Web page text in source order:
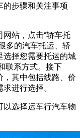
的步骤和关注事项
站，点击“轿车托
多的汽车托运、轿
选择您需要托运的城
联系方式。接下
，其中包括线路、价
进行选择。
以选择运车行汽车物